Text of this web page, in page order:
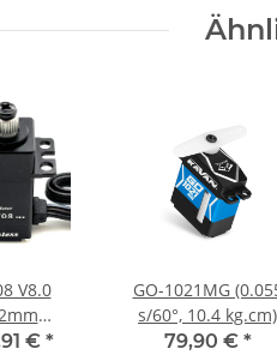
V8.0
€ *
GO-1021MG
s/60°, 10.4 kg.cm)
79,90 € *